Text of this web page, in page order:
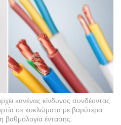
κανένας κίνδυνος συνδέοντας
σε κυκλώματα με βαρύτερα
βαθμολογία έντασης.